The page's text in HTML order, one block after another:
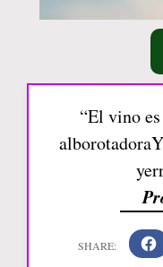
“El vino